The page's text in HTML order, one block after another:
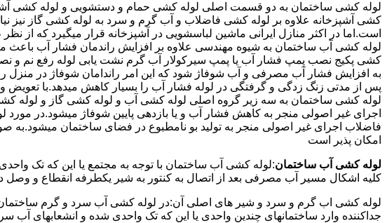
لوله کشی ساختمان به دو قسمت اصلی لوله کشی حمام و دستشویی و لوله کشی
کشی آشپزخانه علاوه بر لوله کشی فاضلاب و آب گرم و سرد به لوله کشی گاز نیز
است.اما در اکثر منازل ایرانی ماشین لباسشویی در آشپزخانه قرار میگیرد که از
لوله کشی آب ساختمان به شیوه مهندسی علاوه بر افزایش راندمان فشار آب
کشی پکیج نصب پمپ فشار آب یا پمپ سیرکولار آب گرم نشت یابی لوله رفع نم و
پس از مدتی زنگ زدگی و گرفتگی در لوله فشار آب را بسیار کاهش میدهد.با
لوله کشی ساختمان به سه زیر گروه اصلی لوله کشی آب و لوله کشی گاز و لوله
اجرای غیر اصولی منجر به کاهش فشار آب و یا بازدهی پایین شوفاژ میشود.در
فاضلاب اجرای غیر اصولی منجر به تولید بو نامطبوع در فضای ساختمان
امکان پذیر است
لوله کشی آب ساختمان:لوله کشی آب ساختمان با توجه به مجتمع یا این که تک
کلیه اشکال مسیر آب مصرفی بعد از اتصال به کنتور به شیر یکطرفه انقطاع و
لوله کشی اب گرم و سرد و شیر های اصلی آن:در لوله کشی آب سرد و گرم ساختمان
جداکننده وارد ساختمانهای چندین واحدی یا این که تک واحدی شده و انشعابهای